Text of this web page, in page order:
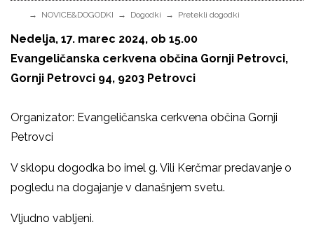
NOVICE&DOGODKI Dogodki Pretekli dogodki
Nedelja, 17. marec 2024, ob 15.00
Evangeličanska cerkvena občina Gornji Petrovci,
Gornji Petrovci 94, 9203 Petrovci
Organizator: Evangeličanska cerkvena občina Gornji
Petrovci
V sklopu dogodka bo imel g. Vili Kerčmar predavanje o
pogledu na dogajanje v današnjem svetu.
Vljudno vabljeni.